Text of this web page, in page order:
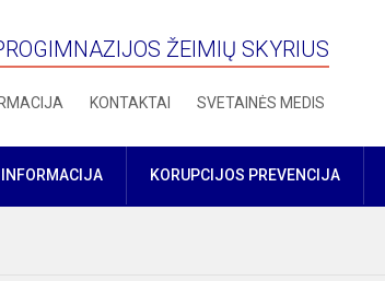
ŽEIMIŲ SKYRIUS
KONTAKTAI SVETAINĖS MEDIS
KORUPCIJOS PREVENCIJA